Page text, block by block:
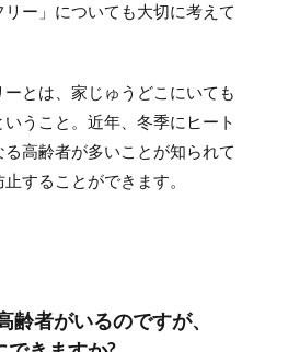
リー」についても大切に考えて
とは、家じゅうどこにいても
うこと。近年、冬季にヒート
高齢者が多いことが知られて
することができます。
者がいるのですが、